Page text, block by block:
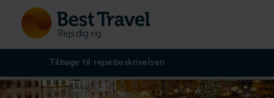
Tilbage til rejsebeskrivelsen